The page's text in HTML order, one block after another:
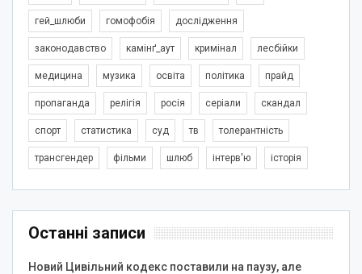
гей_шлюби гомофобія дослідження
законодавство камінґ_аут кримінал лесбійки
медицина музика освіта політика прайд
пропаганда релігія росія серіали скандал
спорт статистика суд тв толерантність
трансгендер фільми шлюб інтерв'ю історія
Останні записи
Новий Цивільний кодекс поставили на паузу, але